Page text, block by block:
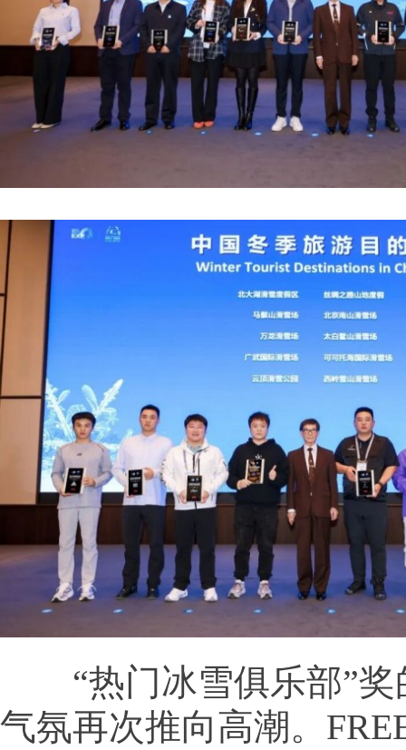
“热门冰雪俱乐部”奖
气氛再次推向高潮。